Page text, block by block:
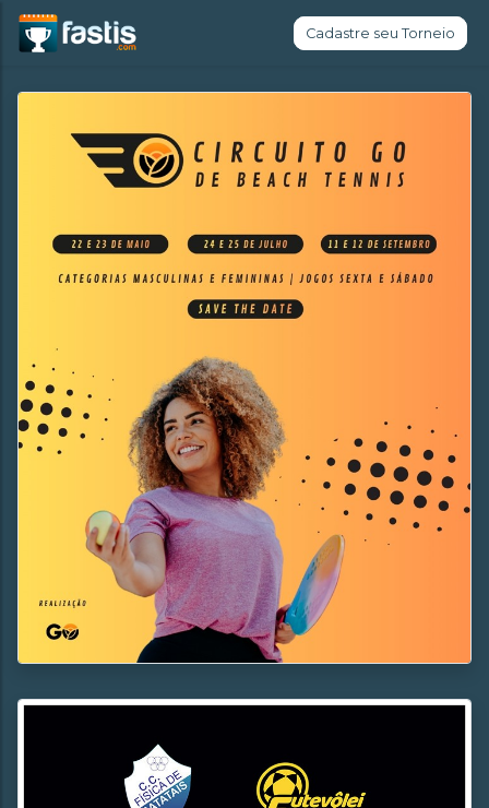
Cadastre seu Torneio